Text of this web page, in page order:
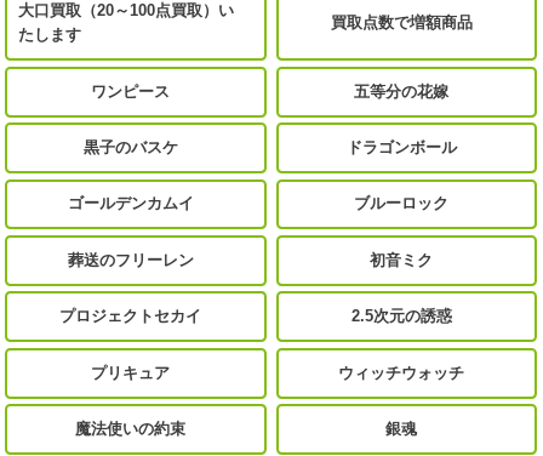
大口買取（20～100点買取）い
たします
買取点数で増額商品
ワンピース 五等分の花嫁
黒子のバスケ ドラゴンボール
ゴールデンカムイ ブルーロック
葬送のフリーレン 初音ミク
プロジェクトセカイ 2.5次元の誘惑
プリキュア ウィッチウォッチ
魔法使いの約束 銀魂